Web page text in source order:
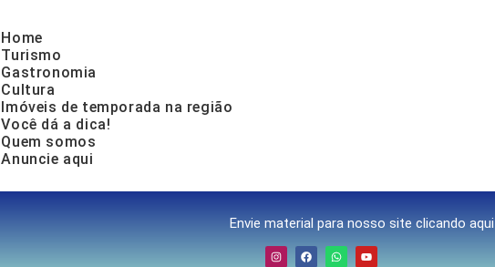
Home
Turismo
Gastronomia
Cultura
Imóveis de temporada na região
Você dá a dica!
Quem somos
Anuncie aqui
Envie material para nosso site clicando aqui